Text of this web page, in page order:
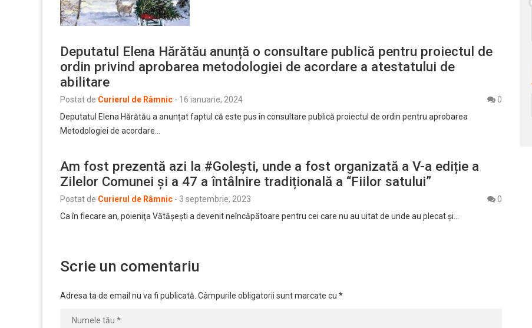
Deputatul Elena Hărătău anunță o consultare publică pentru proiectul de
ordin privind aprobarea metodologiei de acordare a atestatului de
abilitare
Postat de Curierul de Râmnic - 16 ianuarie, 2024
0
Deputatul Elena Hărătău a anunțat faptul că este pus în consultare publică proiectul de ordin pentru aprobarea
Metodologiei de acordare…
Am fost prezentă azi la #Golești, unde a fost organizată a V-a ediție a
Zilelor Comunei și a 47 a întâlnire tradițională a “Fiilor satului”
Postat de Curierul de Râmnic - 3 septembrie, 2023
0
Ca în fiecare an, poieniţa Vătășești a devenit neîncăpătoare pentru cei care nu au uitat de unde au plecat și…
Scrie un comentariu
Adresa ta de email nu va fi publicată. Câmpurile obligatorii sunt marcate cu *